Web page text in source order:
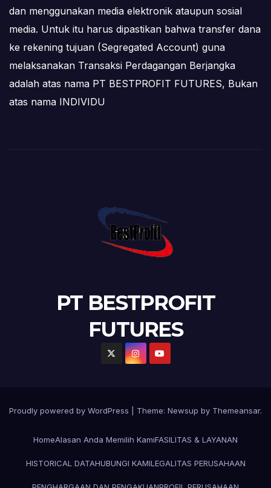
dan menggunakan media elektronik ataupun sosial
media. Untuk itu harus dipastikan bahwa transfer dana
ke rekening tujuan (Segregated Account) guna
melaksanakan Transaksi Perdagangan Berjangka
adalah atas nama PT BESTPROFIT FUTURES, Bukan
atas nama INDIVIDU
PT BESTPROFIT
FUTURES
Proudly powered by WordPress Theme: Newsup by Themeansar.
HomeAlasan Anda Memilih KamiFASILITAS & LAYANAN
HISTORICAL DATAHUBUNGI KAMILEGALITAS PERUSAHAAN